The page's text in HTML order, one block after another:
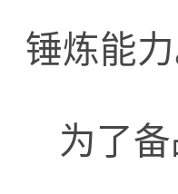
锤炼能
为了